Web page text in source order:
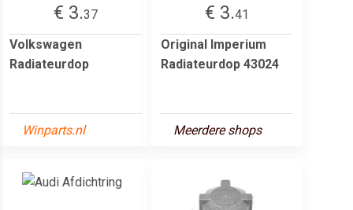
€ 3.37
Volkswagen
Radiateurdop
Winparts.nl
€ 3.41
Original Imperium
Radiateurdop 43024
Meerdere shops